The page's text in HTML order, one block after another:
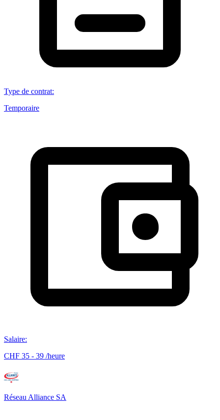
Type de contrat:
Temporaire
Salaire:
CHF 35 - 39 /heure
Réseau Alliance SA